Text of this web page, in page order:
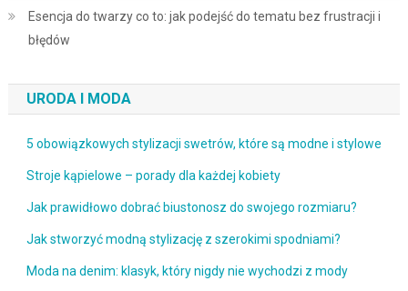
Esencja do twarzy co to: jak podejść do tematu bez frustracji i
błędów
URODA I MODA
5 obowiązkowych stylizacji swetrów, które są modne i stylowe
Stroje kąpielowe – porady dla każdej kobiety
Jak prawidłowo dobrać biustonosz do swojego rozmiaru?
Jak stworzyć modną stylizację z szerokimi spodniami?
Moda na denim: klasyk, który nigdy nie wychodzi z mody